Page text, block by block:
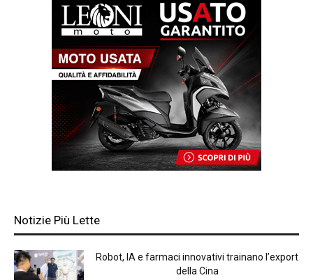
Notizie Più Lette
Robot, IA e farmaci innovativi trainano l’export
della Cina